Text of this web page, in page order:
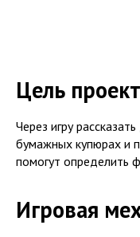
Цель
Через игру
бумажных купюрах и
помогут определить
Игровая